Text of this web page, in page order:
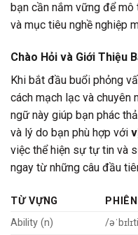
bạn cần nắm vững để mô
và mục tiêu nghề nghiệp
Chào Hỏi và Giới Thiệu
Khi bắt đầu buổi phỏng
cách mạch lạc và chuyên
ngữ này giúp bạn phác
và lý do bạn phù hợp với
việc thể hiện sự tự tin và
ngay từ những câu đầu
TỪ VỰNG
Ability (n)
/